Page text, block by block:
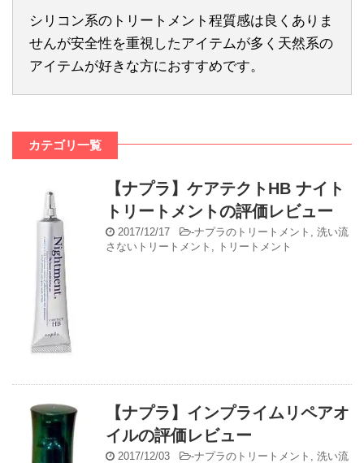
シリコン系のトリートメント程質感は良くありま
せんが安全性を重視したアイテムが多く天然系の
アイテムが好きな方におすすめです。
カテゴリ一覧
【ナプラ】ケアテクトHB ナイト
トリートメントの評価レビュー
2017/12/17 -ナプラのトリートメント
洗い流
さないトリートメント
トリートメント
【ナプラ】インプライムリペアオ
イルの評価レビュー
2017/12/03 -ナプラのトリートメント
洗い流